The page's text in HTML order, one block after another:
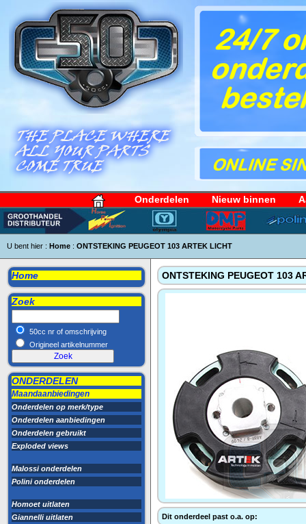
Onderdelen Nieuw binnen
U bent hier : Home : ONTSTEKING PEUGEOT 103 ARTEK LICHT
Home
Zoek
50cc nr of omschrijving
Origineel artikelnummer
ONDERDELEN
Maandaanbiedingen
Onderdelen op merk/type
Onderdelen aanbiedingen
Onderdelen gebruikt
Exploded views
Malossi onderdelen
Polini onderdelen
Homoet uitlaten
Giannelli uitlaten
ONTSTEKING PEUGEOT 103
Dit onderdeel past o.a. op: